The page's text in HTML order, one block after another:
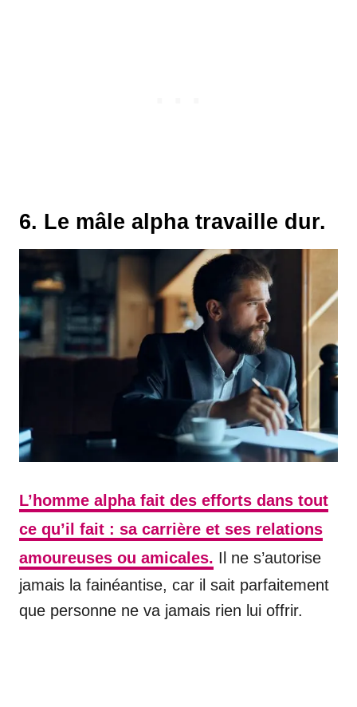
6. Le mâle alpha travaille dur.
L’homme alpha fait des efforts dans tout
ce qu’il fait : sa carrière et ses relations
amoureuses ou amicales. Il ne s’autorise
jamais la fainéantise, car il sait parfaitement
que personne ne va jamais rien lui offrir.